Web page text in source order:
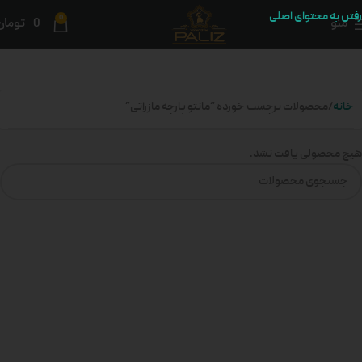
رفتن به محتوای اصلی
منو 0
0
خانه